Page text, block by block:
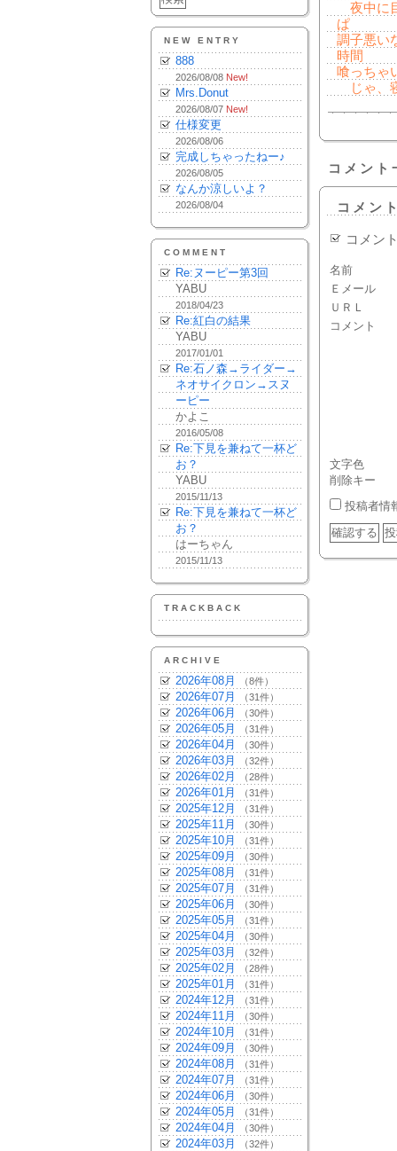
NEW ENTRY
888
2026/08/08 New!
Mrs.Donut
2026/08/07 New!
仕様変更
2026/08/06
完成しちゃったねー♪
2026/08/05
なんか涼しいよ？
2026/08/04
COMMENT
Re:ヌーピー第3回
YABU
2018/04/23
Re:紅白の結果
YABU
2017/01/01
Re:石ノ森→ライダー→
ネオサイクロン→スヌ
ーピー
かよこ
2016/05/08
Re:下見を兼ねて一杯ど
お？
YABU
2015/11/13
Re:下見を兼ねて一杯ど
お？
はーちゃん
2015/11/13
TRACKBACK
ARCHIVE
2026年08月 （8件）
2026年07月 （31件）
2026年06月 （30件）
2026年05月 （31件）
2026年04月 （30件）
2026年03月 （32件）
2026年02月 （28件）
2026年01月 （31件）
2025年12月 （31件）
2025年11月 （30件）
2025年10月 （31件）
2025年09月 （30件）
2025年08月 （31件）
2025年07月 （31件）
2025年06月 （30件）
2025年05月 （31件）
2025年04月 （30件）
2025年03月 （32件）
2025年02月 （28件）
2025年01月 （31件）
2024年12月 （31件）
2024年11月 （30件）
2024年10月 （31件）
2024年09月 （30件）
2024年08月 （31件）
2024年07月 （31件）
2024年06月 （30件）
2024年05月 （31件）
2024年04月 （30件）
2024年03月 （32件）
夜中に
ぱ
調子悪い
時間
喰っちゃ
じゃ、
コメント
コメン
コメン
名前
Ｅメール
ＵＲＬ
コメント
文字色
削除キー
投稿者情